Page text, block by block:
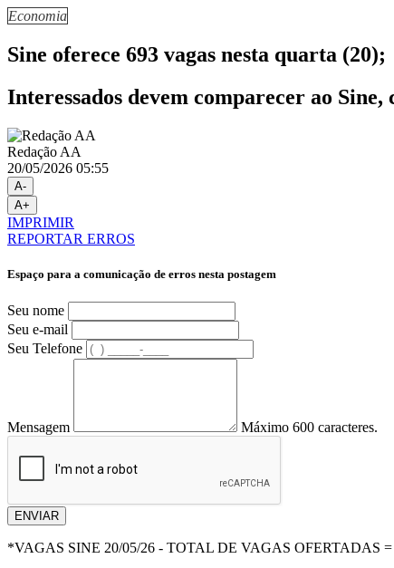
Economia
Sine oferece 693 vagas nesta quarta (20);
Interessados devem comparecer ao
Redação AA
20/05/2026 05:55
A-
A+
IMPRIMIR
REPORTAR ERROS
Espaço para a comunicação de erros nesta postagem
Seu nome
Seu e-mail
Seu Telefone
Mensagem Máximo 600 caracteres.
ENVIAR
*VAGAS SINE 20/05/26 - TOTAL DE VAGAS OFERTADAS